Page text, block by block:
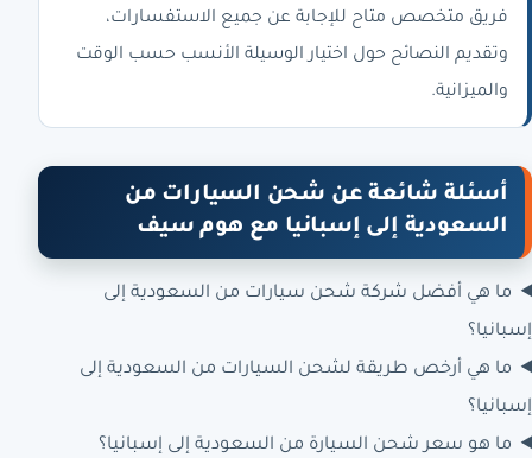
فريق متخصص متاح للإجابة عن جميع الاستفسارات،
وتقديم النصائح حول اختيار الوسيلة الأنسب حسب الوقت
والميزانية.
أسئلة شائعة عن شحن السيارات من
السعودية إلى إسبانيا مع هوم سيف
ما هي أفضل شركة شحن سيارات من السعودية إلى
إسبانيا؟
ما هي أرخص طريقة لشحن السيارات من السعودية إلى
إسبانيا؟
ما هو سعر شحن السيارة من السعودية إلى إسبانيا؟